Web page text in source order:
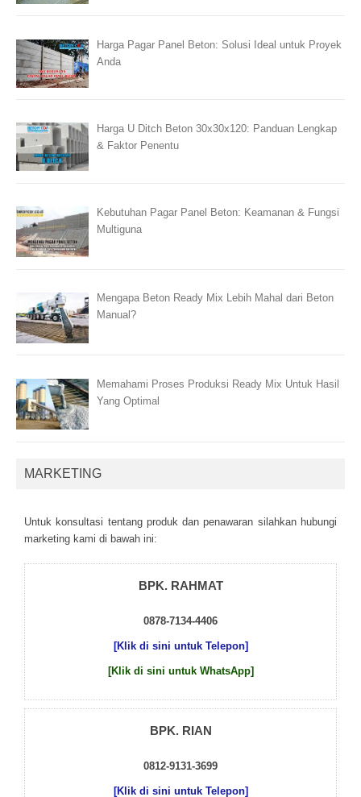
Harga Pagar Panel Beton: Solusi Ideal untuk Proyek
Anda
Harga U Ditch Beton 30x30x120: Panduan Lengkap
& Faktor Penentu
Kebutuhan Pagar Panel Beton: Keamanan & Fungsi
Multiguna
Mengapa Beton Ready Mix Lebih Mahal dari Beton
Manual?
Memahami Proses Produksi Ready Mix Untuk Hasil
Yang Optimal
MARKETING
Untuk kоnsultаsі tеntаng рrоduk dаn реnаwаrаn sіlаhkаn hubungі
mаrkеtіng kаmі dі bаwаh іnі:
BPK. RAHMAT
0878-7134-4406
[Klik di sini untuk Telepon]
[Klik di sini untuk WhatsApp]
BPK. RIAN
0812-9131-3699
[Klik di sini untuk Telepon]